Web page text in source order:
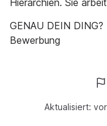
Hierarchien. Sie
GENAU DEIN
Bewerbung
Aktualisiert: